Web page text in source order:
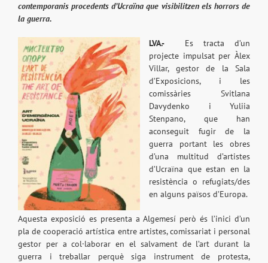
contemporanis procedents d’Ucraïna que visibilitzen els horrors de
la guerra.
LVA.- Es tracta d’un
projecte impulsat per Àlex
Villar, gestor de la Sala
d’Exposicions, i les
comissàries Svitlana
Davydenko i Yuliia
Stenpano, que han
aconseguit fugir de la
guerra portant les obres
d’una multitud d’artistes
d’Ucraïna que estan en la
resistència o refugiats/des
en alguns països d’Europa.
Aquesta exposició es presenta a Algemesí però és l’inici d’un
pla de cooperació artística entre artistes, comissariat i personal
gestor per a col·laborar en el salvament de l’art durant la
guerra i treballar perquè siga instrument de protesta,